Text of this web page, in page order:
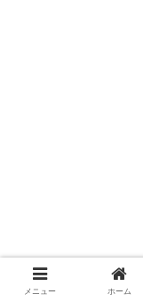
メニュー ホーム